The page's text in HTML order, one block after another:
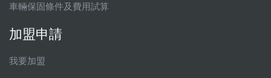
車輛保固條件及費用試算
加盟申請
我要加盟